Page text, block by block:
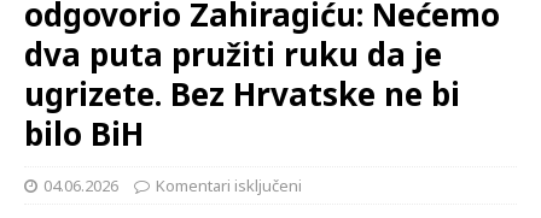
Dr. Herman Vukušić oštro
odgovorio Zahiragiću: Nećemo
dva puta pružiti ruku da je
ugrizete. Bez Hrvatske ne bi